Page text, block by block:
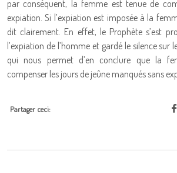
par conséquent, la femme est tenue de
expiation. Si l’expiation est imposée à la
dit clairement. En effet, le Prophète s’est
l’expiation de l’homme et gardé le silence sur
qui nous permet d’en conclure que la
compenser les jours de jeûne manqués sans
Partager ceci: